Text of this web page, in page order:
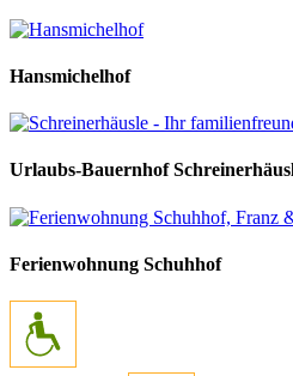
Hansmichelhof
Urlaubs-Bauernhof
Ferienwohnung Schuhhof